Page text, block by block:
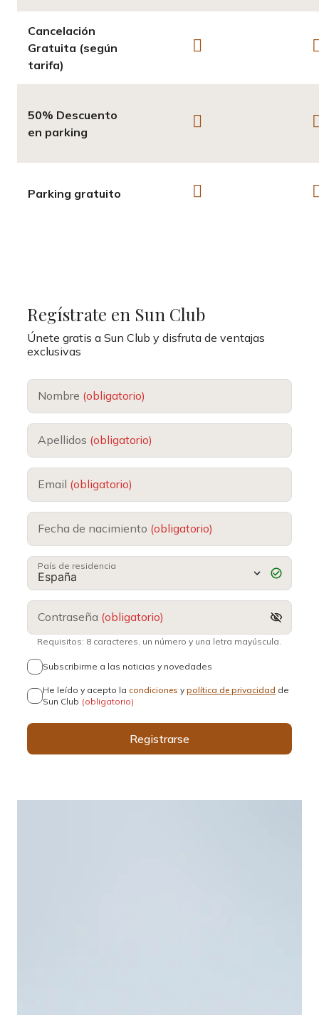
Cancelación
Gratuita (según
tarifa)
50% Descuento
en parking
Parking gratuito
Regístrate en Sun Club
Únete gratis a Sun Club y disfruta de ventajas
exclusivas
Nombre (obligatorio)
Apellidos (obligatorio)
Email (obligatorio)
Fecha de nacimiento (obligatorio)
País de residencia
Contraseña (obligatorio)
Requisitos: 8 caracteres, un número y una letra mayúscula.
Subscribirme a las noticias y novedades
He leído y acepto la condiciones y política de privacidad de
Sun Club (obligatorio)
Registrarse